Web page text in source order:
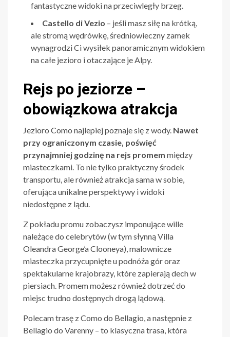
fantastyczne widoki na przeciwległy brzeg.
Castello di Vezio – jeśli masz siłę na krótką,
ale stromą wędrówkę, średniowieczny zamek
wynagrodzi Ci wysiłek panoramicznym widokiem
na całe jezioro i otaczające je Alpy.
Rejs po jeziorze –
obowiązkowa atrakcja
Jezioro Como najlepiej poznaje się z wody. Nawet
przy ograniczonym czasie, poświęć
przynajmniej godzinę na rejs promem między
miasteczkami. To nie tylko praktyczny środek
transportu, ale również atrakcja sama w sobie,
oferująca unikalne perspektywy i widoki
niedostępne z lądu.
Z pokładu promu zobaczysz imponujące wille
należące do celebrytów (w tym słynną Villa
Oleandra George’a Clooneya), malownicze
miasteczka przycupnięte u podnóża gór oraz
spektakularne krajobrazy, które zapierają dech w
piersiach. Promem możesz również dotrzeć do
miejsc trudno dostępnych drogą lądową.
Polecam trasę z Como do Bellagio, a następnie z
Bellagio do Varenny – to klasyczna trasa, która